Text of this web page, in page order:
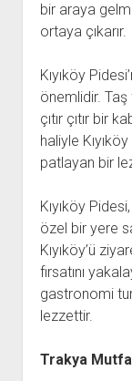
bir araya
ortaya çıkarır.
Kıyıköy
önemlidir. Taş
çıtır çıtır bir
haliyle
patlayan bir
Kıyıköy
özel bir yere
Kıyıköy’ü
fırsatını
gastronomi
lezzettir.
Trakya